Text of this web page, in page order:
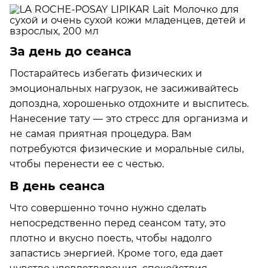
За день до сеанса
Постарайтесь избегать физических и
эмоциональных нагрузок, не засиживайтесь
допоздна, хорошенько отдохните и выспитесь.
Нанесение тату — это стресс для организма и
не самая приятная процедура. Вам
потребуются физические и моральные силы,
чтобы перенести ее с честью.
В день сеанса
Что совершенно точно нужно сделать
непосредственно перед сеансом тату, это
плотно и вкусно поесть, чтобы надолго
запастись энергией. Кроме того, еда дает